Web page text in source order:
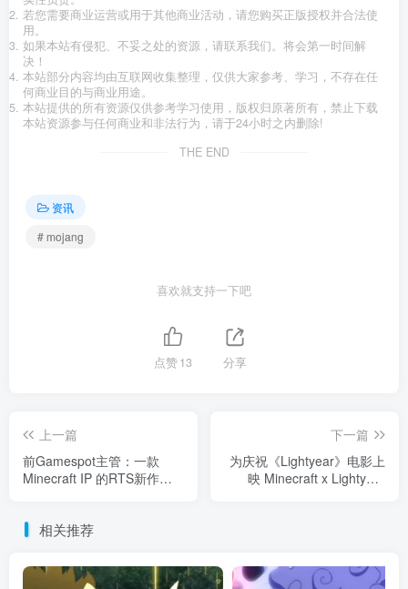
若您需要商业运营或用于其他商业活动，请您购买正版授权并合法使
用。
如果本站有侵犯、不妥之处的资源，请联系我们。将会第一时间解
决！
本站部分内容均由互联网收集整理，仅供大家参考、学习，不存在任
何商业目的与商业用途。
本站提供的所有资源仅供参考学习使用，版权归原著所有，禁止下载
本站资源参与任何商业和非法行为，请于24小时之内删除!
THE END
资讯
# mojang
喜欢就支持一下吧
点赞13 分享
上一篇
前Gamespot主管：一款
Minecraft IP 的RTS新作正
下一篇
为庆祝《Lightyear》电影上
映 Minecraft x Lightyear
相关推荐